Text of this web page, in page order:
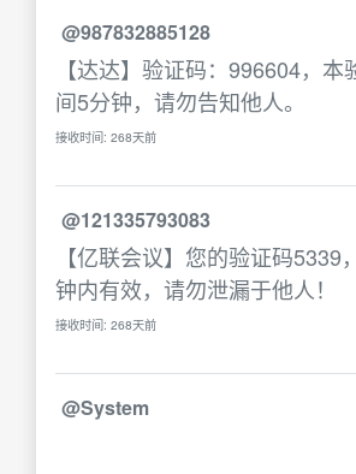
@987832885128
【达达】验证码：996604，
间5分钟，请勿告知他人。
接收时间: 268天前
@121335793083
【亿联会议】您的验证码5339
钟内有效，请勿泄漏于他人！
接收时间: 268天前
@System